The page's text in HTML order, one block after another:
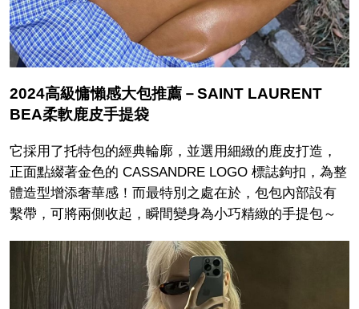
2024高級慵懶感大包推薦－SAINT LAURENT
BEA柔軟鹿皮手提袋
它採用了托特包的經典輪廓，並選用細緻的鹿皮打造，
正面點綴著金色的 CASSANDRE LOGO 標誌鉤扣，為整
體造型增添奢華感！而最特別之處在於，包包內部設有
繫帶，可將兩側收起，瞬間變身為小巧精緻的手提包～